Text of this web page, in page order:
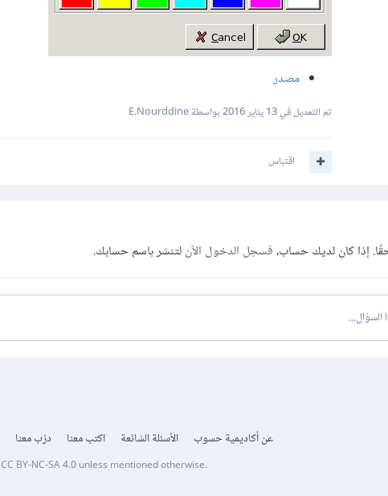
مصدر
تم التعديل في13 يناير 2016 بواسطة E.Nourddine
اقتباس
إذا كان لديك حساب،فسجل الدخول الآنلتنشر باسم حسابك.
عن أكاديمية حسوب الأسئلة الشائعة اكتب معنا درّب معنا
CC BY-NC-SA 4.0unless mentioned otherwise.